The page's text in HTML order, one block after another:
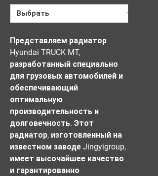
Представляем радиатор
Hyundai TRUCK MT,
разработанный специально
для грузовых автомобилей и
обеспечивающий
оптимальную
производительность и
долговечность. Этот
радиатор, изготовленный на
известном заводе Jingyigroup,
имеет высочайшее качество
и гарантированно